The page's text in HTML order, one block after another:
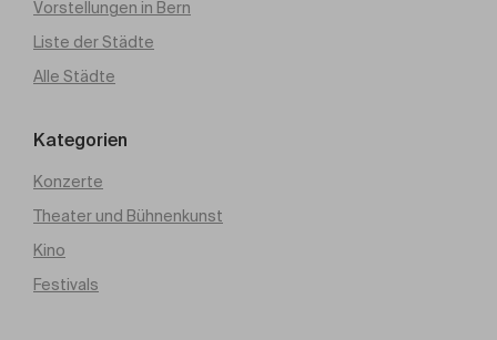
Vorstellungen in Bern
Liste der Städte
Alle Städte
Kategorien
Konzerte
Theater und Bühnenkunst
Kino
Festivals